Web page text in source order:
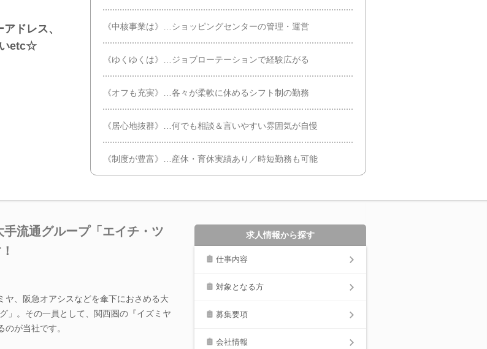
ドレス、
いetc☆
《中核事業は》…ショッピングセンターの管理・運営
《ゆくゆくは》…ジョブローテーションで経験広がる
《オフも充実》…各々が柔軟に休めるシフト制の勤務
《居心地抜群》…何でも相談＆言いやすい雰囲気が自慢
《制度が豊富》…産休・育休実績あり／時短勤務も可能
流通グループ「エイチ・ツ
、阪急オアシスなどを傘下におさめる大
」。その一員として、関西圏の『イズミヤ
が当社です。
求人情報から探す
仕事内容
対象となる方
募集要項
会社情報